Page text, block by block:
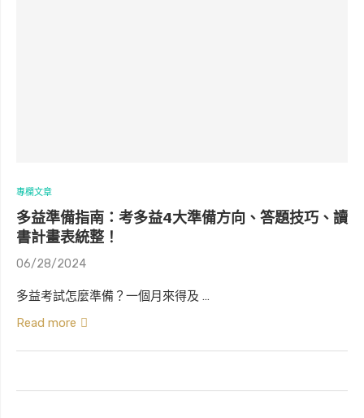
專欄文章
多益準備指南：考多益4大準備方向、答題技巧、讀
書計畫表統整！
06/28/2024
多益考試怎麼準備？一個月來得及 …
Read more